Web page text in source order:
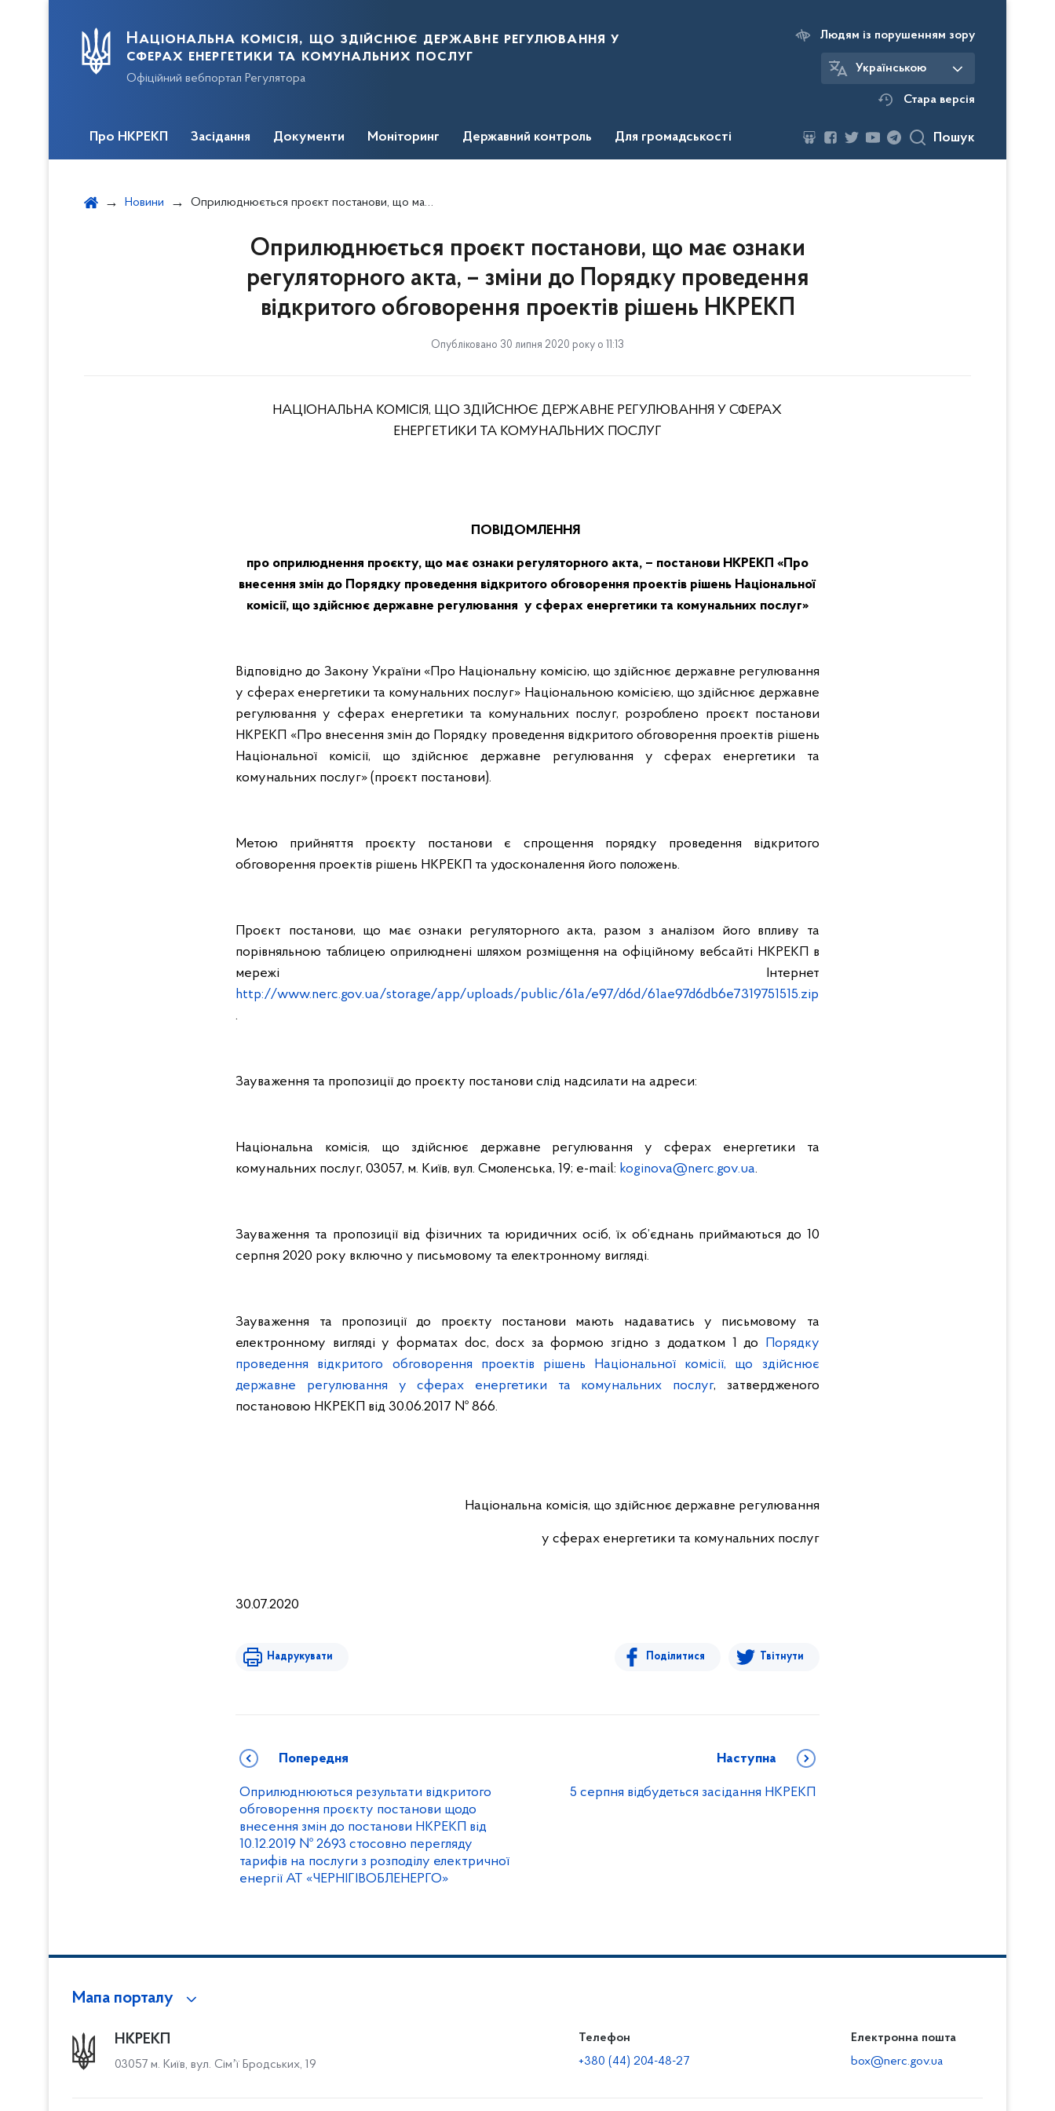
Національна комісія, що здійснює державне регулювання у
сферах енергетики та комунальних послуг
Офіційний вебпортал Регулятора
Людям із порушенням зору
Українською
Стара версія
Про НКРЕКП Засідання Документи Моніторинг Державний контроль Для громадськості Пошук
Новини Оприлюднюється проєкт постанови, що має ознаки регуляторного акта, – зміни до Порядку проведення відкритого обговорення проектів рішень НКРЕКП
Оприлюднюється проєкт постанови, що має ознаки
регуляторного акта, – зміни до Порядку проведення
відкритого обговорення проектів рішень НКРЕКП
Опубліковано 30 липня 2020 року о 11:13
НАЦІОНАЛЬНА КОМІСІЯ, ЩО ЗДІЙСНЮЄ ДЕРЖАВНЕ РЕГУЛЮВАННЯ У СФЕРАХ
ЕНЕРГЕТИКИ ТА КОМУНАЛЬНИХ ПОСЛУГ
ПОВІДОМЛЕННЯ
про оприлюднення проєкту, що має ознаки регуляторного акта, – постанови НКРЕКП «Про
внесення змін до Порядку проведення відкритого обговорення проектів рішень Національної
комісії, що здійснює державне регулювання у сферах енергетики та комунальних послуг»
Відповідно до Закону України «Про Національну комісію, що здійснює державне регулювання
у сферах енергетики та комунальних послуг» Національною комісією, що здійснює державне
регулювання у сферах енергетики та комунальних послуг, розроблено проєкт постанови
НКРЕКП «Про внесення змін до Порядку проведення відкритого обговорення проектів рішень
Національної комісії, що здійснює державне регулювання у сферах енергетики та
комунальних послуг» (проєкт постанови).
Метою прийняття проєкту постанови є спрощення порядку проведення відкритого
обговорення проектів рішень НКРЕКП та удосконалення його положень.
Проєкт постанови, що має ознаки регуляторного акта, разом з аналізом його впливу та
порівняльною таблицею оприлюднені шляхом розміщення на офіційному вебсайті НКРЕКП в
мережі Інтернет
http://www.nerc.gov.ua/storage/app/uploads/public/61a/e97/d6d/61ae97d6db6e7319751515.zip
.
Зауваження та пропозиції до проєкту постанови слід надсилати на адреси:
Національна комісія, що здійснює державне регулювання у сферах енергетики та
комунальних послуг, 03057, м. Київ, вул. Смоленська, 19; e-mail: koginova@nerc.gov.ua.
Зауваження та пропозиції від фізичних та юридичних осіб, їх об’єднань приймаються до 10
серпня 2020 року включно у письмовому та електронному вигляді.
Зауваження та пропозиції до проєкту постанови мають надаватись у письмовому та
електронному вигляді у форматах doc, docx за формою згідно з додатком 1 до Порядку
проведення відкритого обговорення проектів рішень Національної комісії, що здійснює
державне регулювання у сферах енергетики та комунальних послуг, затвердженого
постановою НКРЕКП від 30.06.2017 № 866.
Національна комісія, що здійснює державне регулювання
у сферах енергетики та комунальних послуг
30.07.2020
Надрукувати Поділитися Твітнути
Попередня
Оприлюднюються результати відкритого
обговорення проєкту постанови щодо
внесення змін до постанови НКРЕКП від
10.12.2019 № 2693 стосовно перегляду
тарифів на послуги з розподілу електричної
енергії АТ «ЧЕРНІГІВОБЛЕНЕРГО»
Наступна
5 серпня відбудеться засідання НКРЕКП
Мапа порталу
НКРЕКП
03057 м. Київ, вул. Сімʼї Бродських, 19
Телефон
+380 (44) 204-48-27
Електронна пошта
box@nerc.gov.ua